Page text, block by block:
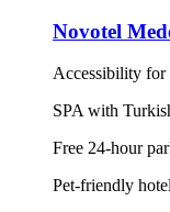
Novotel
Accessibility for
SPA with
Free 24-hour
Pet-friendly